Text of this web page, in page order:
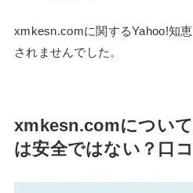
xmkesn.comに関するYahoo!知
されませんでした。
xmkesn.comについ
は安全ではない？口